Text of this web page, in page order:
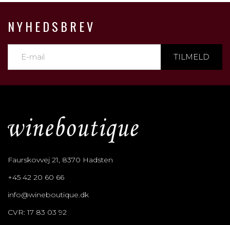
NYHEDSBREV
TILMELD
Faurskovvej 21, 8370 Hadsten
+45 42 20 60 66
info@wineboutique.dk
CVR: 17 83 03 92